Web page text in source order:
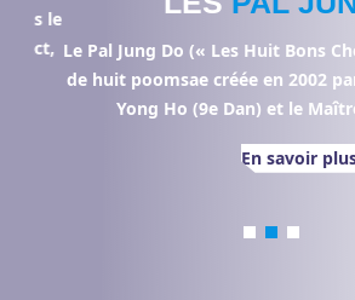
Le Pal Jung Do (« Les Huit Bons
de huit poomsae créée en 2002 par
Yong Ho (9e Dan) et le Maître
En savoir plus